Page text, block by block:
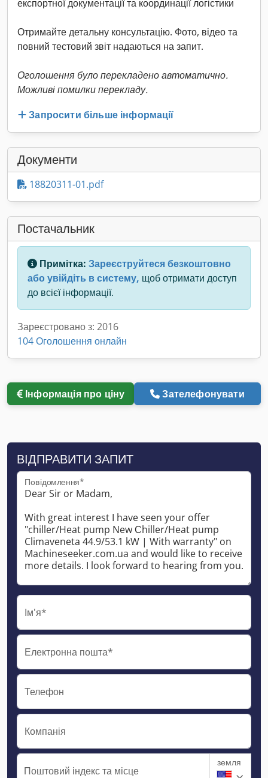
експортної документації та координації логістики
Отримайте детальну консультацію. Фото, відео та
повний тестовий звіт надаються на запит.
Оголошення було перекладено автоматично.
Можливі помилки перекладу.
Запросити більше інформації
Документи
18820311-01.pdf
Постачальник
Примітка: Зареєструйтеся безкоштовно
або увійдіть в систему, щоб отримати доступ
до всієї інформації.
Зареєстровано з: 2016
104 Оголошення онлайн
Інформація про ціну Зателефонувати
ВІДПРАВИТИ ЗАПИТ
Повідомлення*
Ім'я*
Електронна пошта*
Телефон
Компанія
Поштовий індекс та місце
земля